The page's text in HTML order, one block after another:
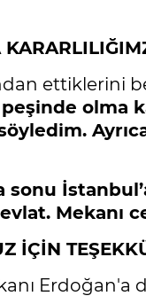
ettiklerini
olma
sonu
Mekanı
İÇİN